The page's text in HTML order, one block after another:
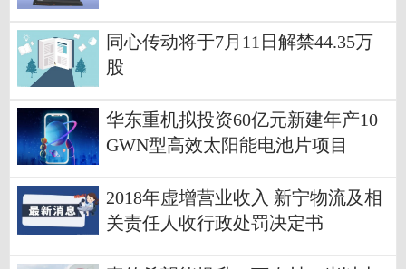
同心传动将于7月11日解禁44.35万
股
华东重机拟投资60亿元新建年产10
GWN型高效太阳能电池片项目
2018年虚增营业收入 新宁物流及相
关责任人收行政处罚决定书